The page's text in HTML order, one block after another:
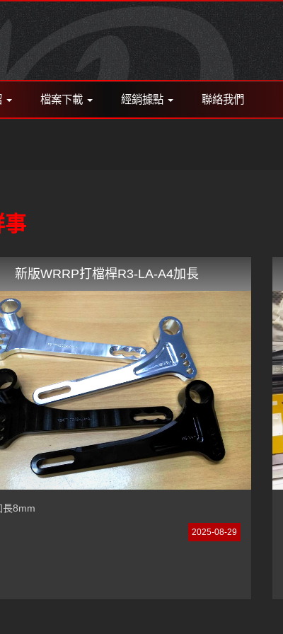
檔案下載 經銷據點 聯絡我們
事
新版WRRP打檔桿R3-LA-A4加長
長8mm
2025-08-29